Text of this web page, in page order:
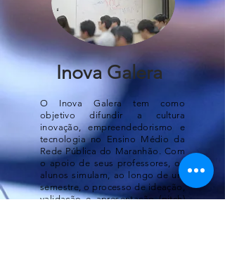
Inova Galera
O Inova Galera tem como
objetivo difundir a cultura
inovação, empreendedorismo e
tecnologia no Ensino Médio da
Rede Pública do Maranhão. Com
o apoio de seus professores, os
alunos simulam, ao longo de um
semestre, o processo de ideação,
validação e apresentação (pitch)